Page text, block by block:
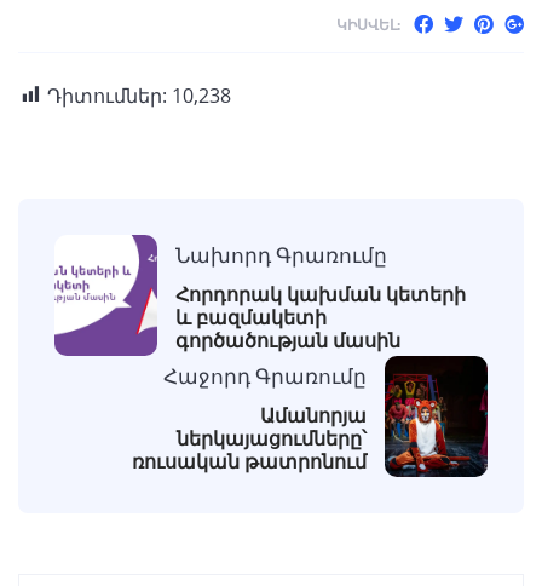
ԿԻՍՎԵԼ:
Դիտումներ: 10,238
Նախորդ Գրառումը
Հորդորակ կախման կետերի
և բազմակետի
գործածության մասին
Հաջորդ Գրառումը
Ամանորյա
ներկայացումները՝
ռուսական թատրոնում